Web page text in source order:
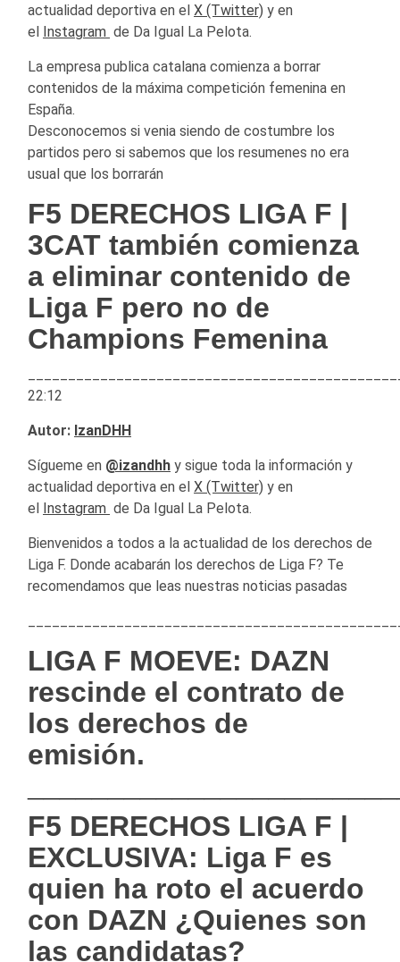
actualidad deportiva en el X (Twitter) y en
el Instagram de Da Igual La Pelota.
La empresa publica catalana comienza a borrar
contenidos de la máxima competición femenina en
España.
Desconocemos si venia siendo de costumbre los
partidos pero si sabemos que los resumenes no era
usual que los borrarán
F5 DERECHOS LIGA F |
3CAT también comienza
a eliminar contenido de
Liga F pero no de
Champions Femenina
22:12
Autor: IzanDHH
Sígueme en @izandhh y sigue toda la información y
actualidad deportiva en el X (Twitter) y en
el Instagram de Da Igual La Pelota.
Bienvenidos a todos a la actualidad de los derechos de
Liga F. Donde acabarán los derechos de Liga F? Te
recomendamos que leas nuestras noticias pasadas
LIGA F MOEVE: DAZN
rescinde el contrato de
los derechos de
emisión.
F5 DERECHOS LIGA F |
EXCLUSIVA: Liga F es
quien ha roto el acuerdo
con DAZN ¿Quienes son
las candidatas?